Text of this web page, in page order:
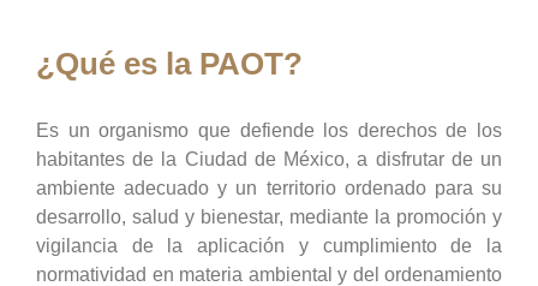
¿Qué es la PAOT?
Es un organismo que defiende los derechos de los
habitantes de la Ciudad de México, a disfrutar de un
ambiente adecuado y un territorio ordenado para su
desarrollo, salud y bienestar, mediante la promoción y
vigilancia de la aplicación y cumplimiento de la
normatividad en materia ambiental y del ordenamiento